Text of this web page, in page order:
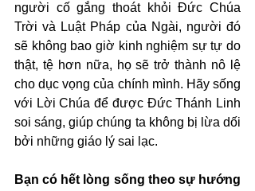
người cố gắng thoát khỏi Đức Chúa
Trời và Luật Pháp của Ngài, người đó
sẽ không bao giờ kinh nghiệm sự tự do
thật, tệ hơn nữa, họ sẽ trở thành nô lệ
cho dục vọng của chính mình. Hãy sống
với Lời Chúa để được Đức Thánh Linh
soi sáng, giúp chúng ta không bị lừa dối
bởi những giáo lý sai lạc.
Bạn có hết lòng sống theo sự hướng